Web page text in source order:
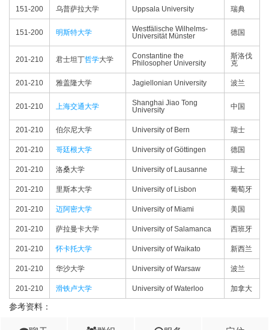
151-200 乌普萨拉大学 Uppsala University 瑞典
151-200 明斯特大学
Westfälische Wilhelms-
Universität Münster
德国
201-210 君士坦丁哲学大学
Constantine the
Philosopher University
斯洛伐
克
201-210 雅盖隆大学 Jagiellonian University 波兰
201-210 上海交通大学
Shanghai Jiao Tong
University
中国
201-210 伯尔尼大学 University of Bern 瑞士
201-210 哥廷根大学 University of Göttingen 德国
201-210 洛桑大学 University of Lausanne 瑞士
201-210 里斯本大学 University of Lisbon 葡萄牙
201-210 迈阿密大学 University of Miami 美国
201-210 萨拉曼卡大学 University of Salamanca 西班牙
201-210 怀卡托大学 University of Waikato 新西兰
201-210 华沙大学 University of Warsaw 波兰
201-210 滑铁卢大学 University of Waterloo 加拿大
参考资料：